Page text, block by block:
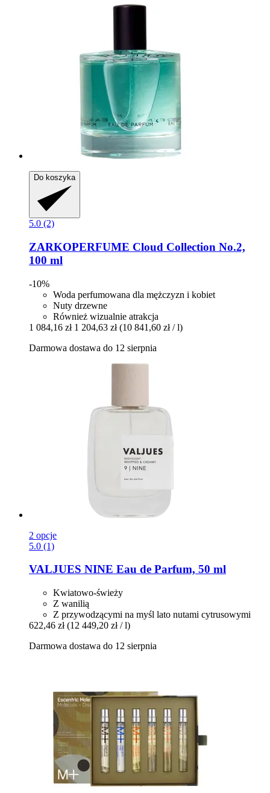
Do koszyka
5.0 (2)
ZARKOPERFUME Cloud Collection No.2,
100 ml
-10%
Woda perfumowana dla mężczyzn i kobiet
Nuty drzewne
Również wizualnie atrakcja
1 084,16 zł 1 204,63 zł (10 841,60 zł / l)
Darmowa dostawa do 12 sierpnia
2 opcje
5.0 (1)
VALJUES NINE Eau de Parfum, 50 ml
Kwiatowo-świeży
Z wanilią
Z przywodzącymi na myśl lato nutami cytrusowymi
622,46 zł (12 449,20 zł / l)
Darmowa dostawa do 12 sierpnia